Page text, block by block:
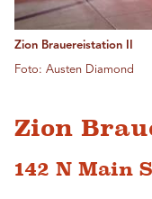
Zion Brauereistation II
Foto: Austen Diamond
Zion
142 N Main